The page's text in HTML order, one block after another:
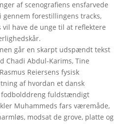
af scenografiens ensfarvede
forestillingens tracks,
vil have de unge til at reflektere
går en skarpt udspændt tekst
Chadi Abdul-Karims, Tine
Reiersens fysisk
af hvordan et dansk
fuldstændigt
Muhammeds fars væremåde,
modsat de grove, platte og